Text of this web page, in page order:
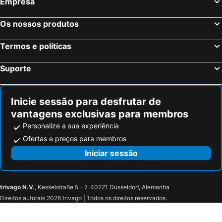
Edimburgo, Escócia Hotéis
Liverpool, Inglaterra Hotéis
Glasgow, Escócia Hotéis
Inverness, Escócia Hotéis
Os nossos produtos
Termos e políticas
Suporte
Inicie sessão para desfrutar de
vantagens exclusivas para membros
Personalize a sua experiência
Ofertas e preços para membros
Iniciar sessão
trivago N.V., Kesselstraße 5 – 7, 40221 Düsseldorf, Alemanha
Direitos autorais 2026 trivago | Todos os direitos reservados.